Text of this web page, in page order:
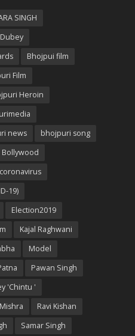
SINGH
Bhojpui film
Film
Heroin
news
bhojpuri song
Bollywood
coronavirus
19)
Election2019
Kajal Raghwani
Model
Pawan Singh
'Chintu '
Ravi Kishan
Samar Singh